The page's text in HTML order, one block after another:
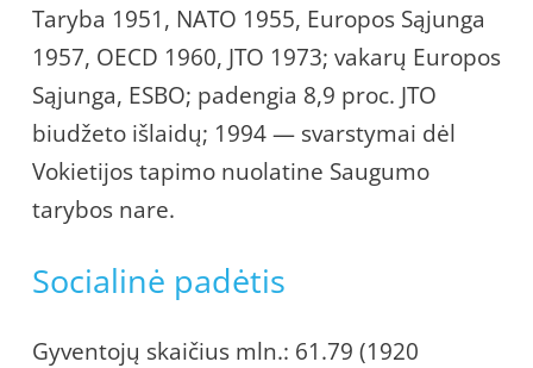
Taryba 1951, NATO 1955, Europos Sąjunga
1957, OECD 1960, JTO 1973; vakarų Europos
Sąjunga, ESBO; padengia 8,9 proc. JTO
biudžeto išlaidų; 1994 — svarstymai dėl
Vokietijos tapimo nuolatine Saugumo
tarybos nare.
Socialinė padėtis
Gyventojų skaičius mln.: 61.79 (1920